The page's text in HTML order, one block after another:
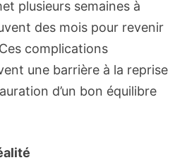
plusieurs semaines à
des mois pour revenir
complications
une barrière à la reprise
d’un bon équilibre